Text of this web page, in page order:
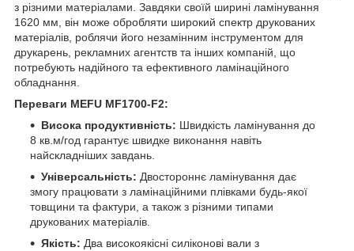
з різними матеріалами. Завдяки своїй ширині ламінування
1620 мм, він може обробляти широкий спектр друкованих
матеріалів, роблячи його незамінним інструментом для
друкарень, рекламних агентств та інших компаній, що
потребують надійного та ефективного ламінаційного
обладнання.
Переваги MEFU MF1700-F2:
Висока продуктивність: Швидкість ламінування до
8 кв.м/год гарантує швидке виконання навіть
найскладніших завдань.
Універсальність: Двостороннє ламінування дає
змогу працювати з ламінаційними плівками будь-якої
товщини та фактури, а також з різними типами
друкованих матеріалів.
Якість: Два високоякісні силіконові вали з